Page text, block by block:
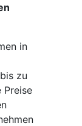
in
zu
Preise